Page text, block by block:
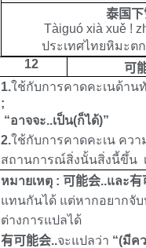
泰国下
Tàiguó xià xuě !
ประเทศไทยหิมะต
12
可
1.ใช้กับการคาดคะเนด้าน
;
“อาจจะ..เป็น(ก็ได้)”
2.ใช้กับการคาดคะเน คว
สถานการณ์สิ่งนั้นสิ่งนี้ขึ้น
หมายเหตุ : 可能会..และ有
แทนกันได้ แต่หากอยากจั
ต่างการแปลได้
有可能会..จะแปลว่า “(มีค